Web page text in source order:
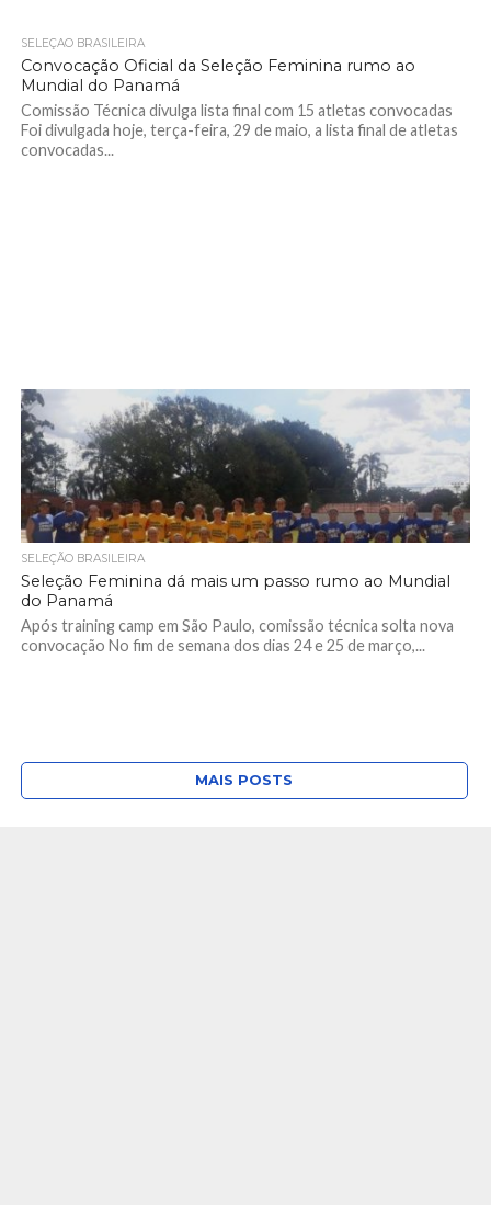
SELEÇÃO BRASILEIRA
Convocação Oficial da Seleção Feminina rumo ao
Mundial do Panamá
Comissão Técnica divulga lista final com 15 atletas convocadas
Foi divulgada hoje, terça-feira, 29 de maio, a lista final de atletas
convocadas...
SELEÇÃO BRASILEIRA
Seleção Feminina dá mais um passo rumo ao Mundial
do Panamá
Após training camp em São Paulo, comissão técnica solta nova
convocação No fim de semana dos dias 24 e 25 de março,...
MAIS POSTS